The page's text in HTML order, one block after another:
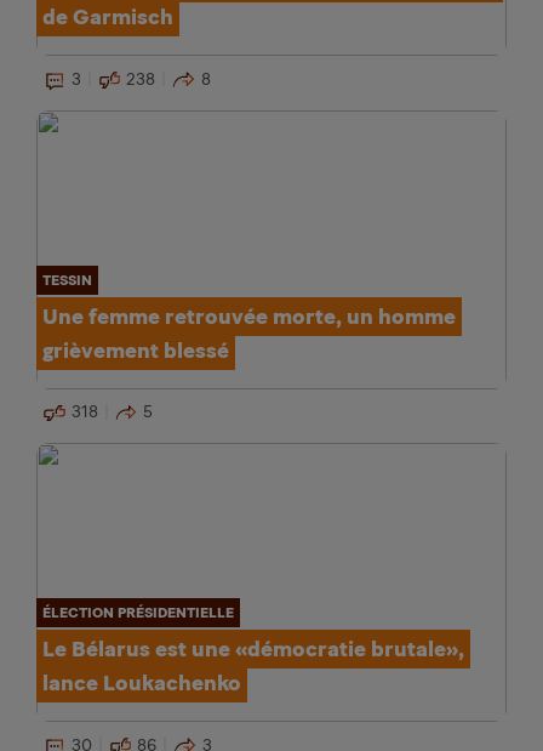
de Garmisch
3 238 8
TESSIN
Une femme retrouvée morte, un homme
grièvement blessé
318 5
ÉLECTION PRÉSIDENTIELLE
Le Bélarus est une «démocratie brutale»,
lance Loukachenko
30 86 3